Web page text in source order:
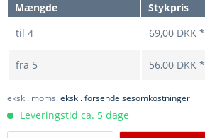
Mængde
Stykpris
til 4 69,00 DKK *
fra 5 56,00 DKK *
ekskl. moms.ekskl. forsendelsesomkostninger
Leveringstid ca. 5 dage